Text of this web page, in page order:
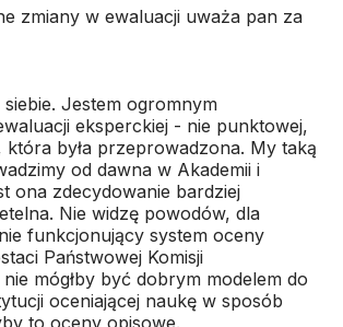
zmiany w ewaluacji uważa pan za
Jestem ogromnym
eksperckiej - nie punktowej,
która była przeprowadzona. My taką
od dawna w Akademii i
ona zdecydowanie bardziej
Nie widzę powodów, dla
funkcjonujący system oceny
Państwowej Komisji
mógłby być dobrym modelem do
oceniającej naukę w sposób